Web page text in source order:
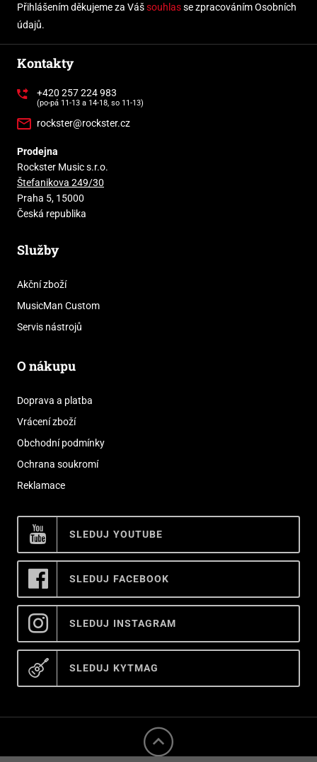
Přihlášením děkujeme za Vášsouhlasse zpracováním Osobních
údajů.
Kontakty
+420 257 224 983
(po-pá 11-13 a 14-18, so 11-13)
rockster@rockster.cz
Prodejna
Rockster Music s.r.o.
Štefanikova 249/30
Praha 5, 15000
Česká republika
Služby
Akční zboží
MusicMan Custom
Servis nástrojů
O nákupu
Doprava a platba
Vrácení zboží
Obchodní podmínky
Ochrana soukromí
Reklamace
SLEDUJ YOUTUBE
SLEDUJ FACEBOOK
SLEDUJ INSTAGRAM
SLEDUJ KYTMAG